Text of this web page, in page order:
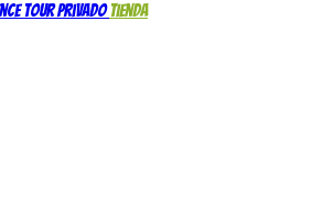
Tour PrivadoTienda